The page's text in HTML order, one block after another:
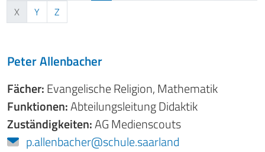
X
Y Z
Peter Allenbacher
Fächer:Evangelische Religion,Mathematik
Funktionen:Abteilungsleitung Didaktik
Zuständigkeiten:AG Medienscouts
p.allenbacher@schule.saarland